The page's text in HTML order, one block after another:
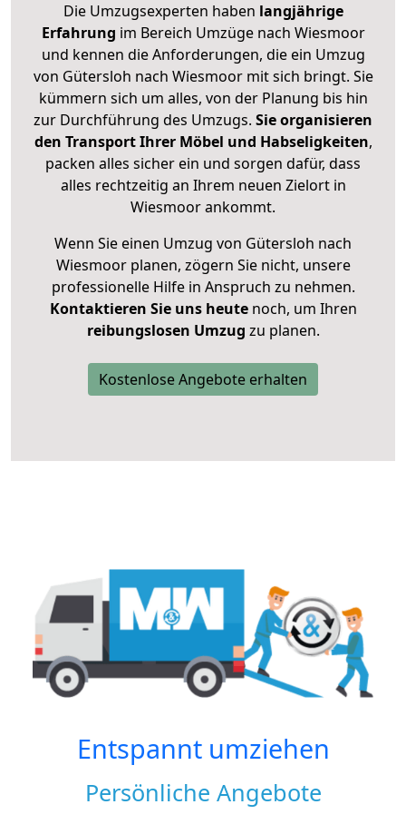
Die Umzugsexperten haben langjährige
Erfahrung im Bereich Umzüge nach Wiesmoor
und kennen die Anforderungen, die ein Umzug
von Gütersloh nach Wiesmoor mit sich bringt. Sie
kümmern sich um alles, von der Planung bis hin
zur Durchführung des Umzugs. Sie organisieren
den Transport Ihrer Möbel und Habseligkeiten,
packen alles sicher ein und sorgen dafür, dass
alles rechtzeitig an Ihrem neuen Zielort in
Wiesmoor ankommt.
Wenn Sie einen Umzug von Gütersloh nach
Wiesmoor planen, zögern Sie nicht, unsere
professionelle Hilfe in Anspruch zu nehmen.
Kontaktieren Sie uns heutenoch, um Ihren
reibungslosen Umzug zu planen.
Kostenlose Angebote erhalten
Entspannt umziehen
Persönliche Angebote